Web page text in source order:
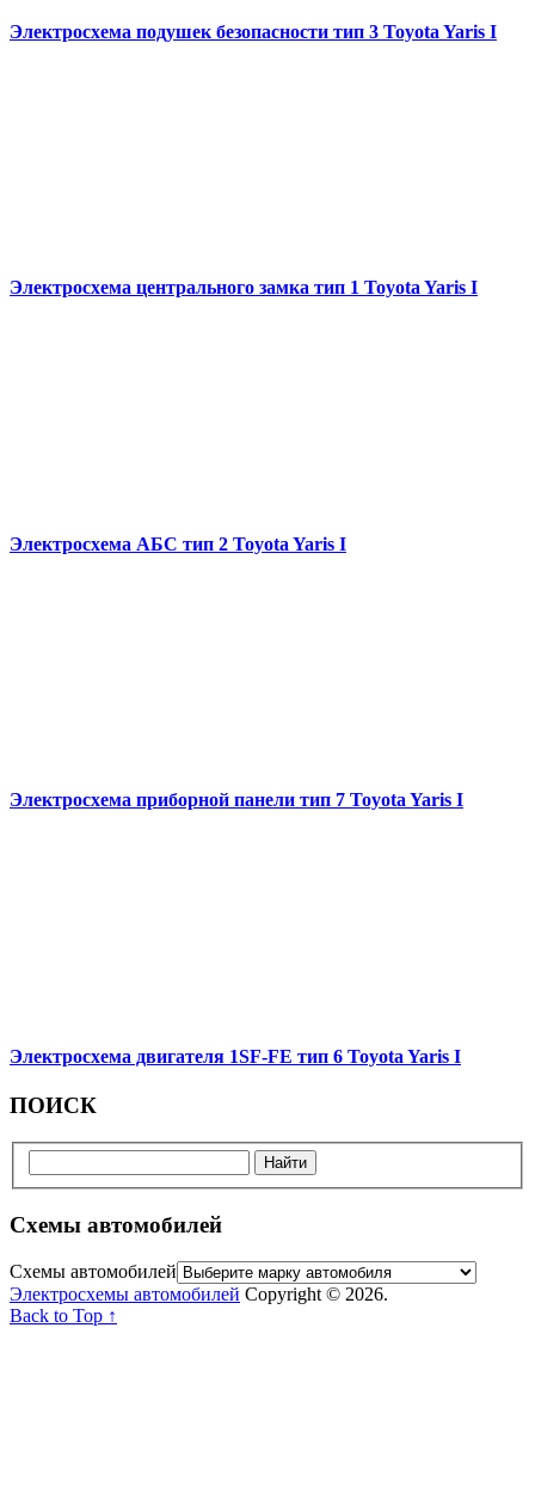
Электросхема подушек безопасности тип 3 Toyota Yaris I
Электросхема центрального замка тип 1 Toyota Yaris I
Электросхема АБС тип 2 Toyota Yaris I
Электросхема приборной панели тип 7 Toyota Yaris I
Электросхема двигателя 1SF-FE тип 6 Toyota Yaris I
ПОИСК
Схемы автомобилей
Схемы автомобилей
Электросхемы автомобилей Copyright © 2026.
Back to Top ↑